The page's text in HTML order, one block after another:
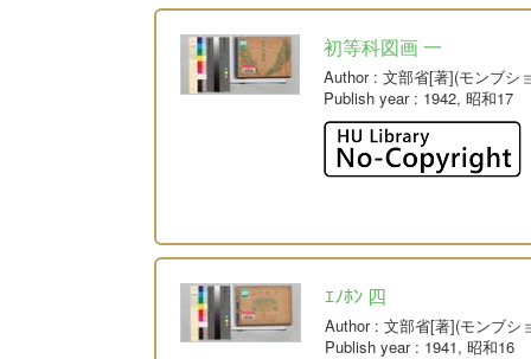
初等科図画 一
Author: 文部省[著](モンブシ
Publish year: 1942, 昭和17
ｴﾉﾎﾝ 四
Author: 文部省[著](モンブシ
Publish year: 1941, 昭和16